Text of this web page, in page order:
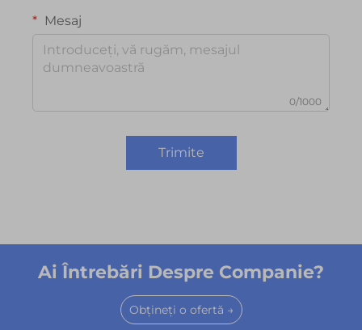
Mesaj
0/1000
Trimite
Ai Întrebări Despre Companie?
Obțineți o ofertă →